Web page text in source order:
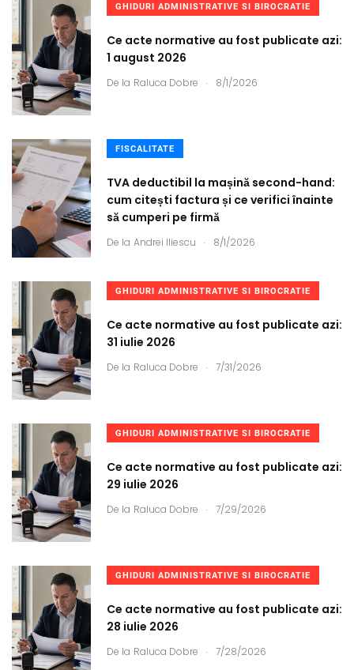
GHIDURI ADMINISTRATIVE SI BIROCRATIE
Ce acte normative au fost publicate azi:
1 august 2026
De la Raluca Dobre . 8/1/2026
FISCALITATE
TVA deductibil la mașină second-hand:
cum citești factura și ce verifici înainte
să cumperi pe firmă
De la Andrei Iliescu . 8/1/2026
GHIDURI ADMINISTRATIVE SI BIROCRATIE
Ce acte normative au fost publicate azi:
31 iulie 2026
De la Raluca Dobre . 7/31/2026
GHIDURI ADMINISTRATIVE SI BIROCRATIE
Ce acte normative au fost publicate azi:
29 iulie 2026
De la Raluca Dobre . 7/29/2026
GHIDURI ADMINISTRATIVE SI BIROCRATIE
Ce acte normative au fost publicate azi:
28 iulie 2026
De la Raluca Dobre . 7/28/2026